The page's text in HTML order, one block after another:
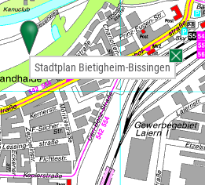
Stadtplan Bietigheim-Bissingen